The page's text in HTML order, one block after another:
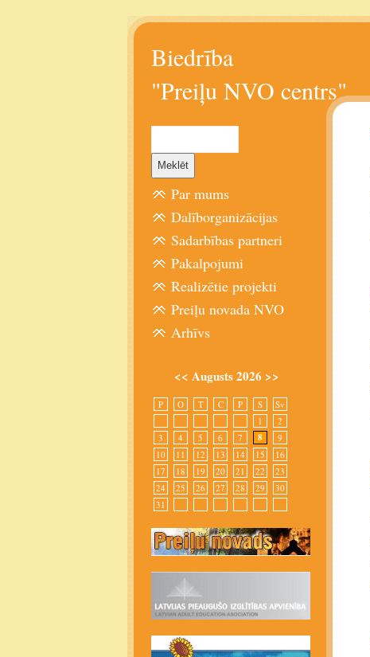
Biedrība
"Preiļu NVO centrs"
Par mums
Dalīborganizācijas
Sadarbības partneri
Pakalpojumi
Realizētie projekti
Preiļu novada NVO
Arhīvs
<< Augusts 2026 >>
P O T C P S
Sv
1
2
3
4 5 6 7 8
9
10
11 12 13 14 15
16
17
18 19 20 21 22
23
24
25 26 27 28 29
30
31